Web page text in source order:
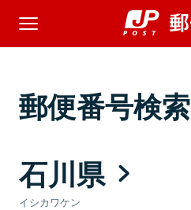
郵便番号検索
石川県
イシカワケン